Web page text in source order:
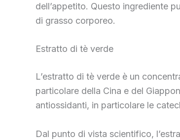
dell’appetito. Questo ingrediente
di grasso corporeo.
Estratto di tè verde
L’estratto di tè verde è un
particolare della Cina e del
antiossidanti, in particolare le
Dal punto di vista scientifico,